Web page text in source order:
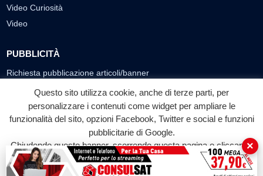
Video Curiosità
Video
PUBBLICITÀ
Richiesta pubblicazione articoli/banner
SEGUICI SUI SOCIAL
f
Facebook
◎ ▶
YouTube
Questo sito utilizza cookie, anche di terze parti, per
personalizzare i contenuti come widget per ampliare le
funzionalità del sito, opzioni Facebook, Twitter e social e funzioni
pubblicitarie di Google.
Chiudendo questo banner, scorrendo questa pagina o cliccando
su qualunque suo elemento acconsenti all'uso dei cookie.
×